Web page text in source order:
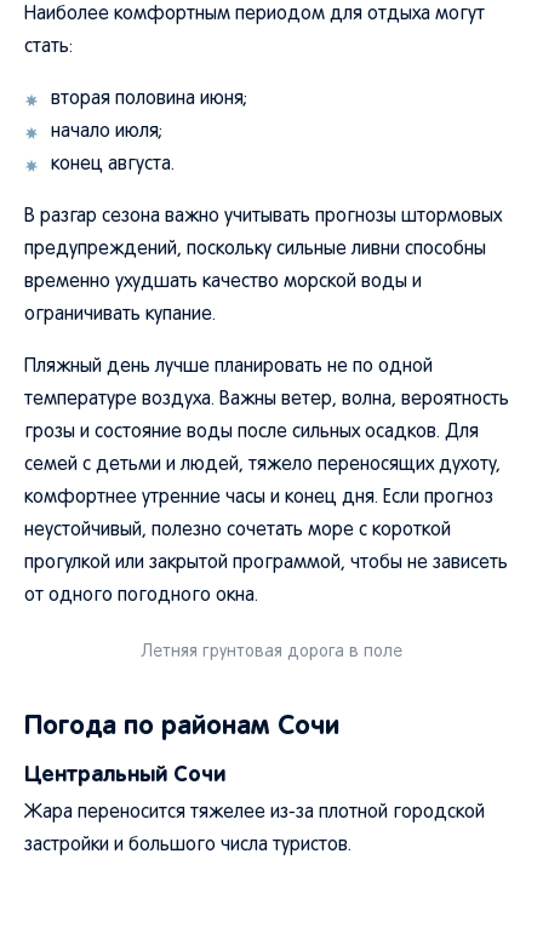
Наиболее комфортным периодом для отдыха могут
стать:
вторая половина июня;
начало июля;
конец августа.
В разгар сезона важно учитывать прогнозы штормовых
предупреждений, поскольку сильные ливни способны
временно ухудшать качество морской воды и
ограничивать купание.
Пляжный день лучше планировать не по одной
температуре воздуха. Важны ветер, волна, вероятность
грозы и состояние воды после сильных осадков. Для
семей с детьми и людей, тяжело переносящих духоту,
комфортнее утренние часы и конец дня. Если прогноз
неустойчивый, полезно сочетать море с короткой
прогулкой или закрытой программой, чтобы не зависеть
от одного погодного окна.
Летняя грунтовая дорога в поле
Погода по районам Сочи
Центральный Сочи
Жара переносится тяжелее из-за плотной городской
застройки и большого числа туристов.